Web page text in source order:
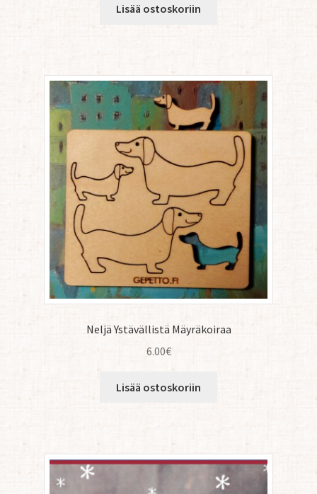
Lisää ostoskoriin
Neljä Ystävällistä Mäyräkoiraa
6.00€
Lisää ostoskoriin